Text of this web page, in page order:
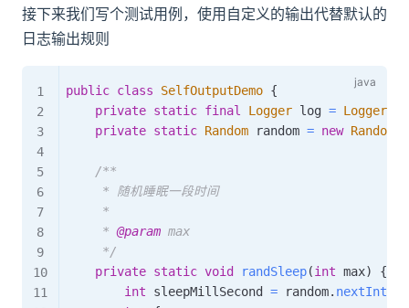
接下来我们写个测试用例，使用自定义的输出代替默认的
日志输出规则
public class SelfOutputDemo {
private static final Logger log =
private static Random random = new Random
/**
     * 随机睡眠一段时间
     *
     *
@param max
     */
private static void randSleep(int max)
{
int sleepMillSecond = random. nextInt